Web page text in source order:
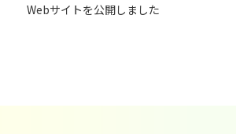
Webサイトを公開しました